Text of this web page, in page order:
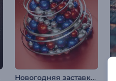
Новогодняя заставка: Елочные шары